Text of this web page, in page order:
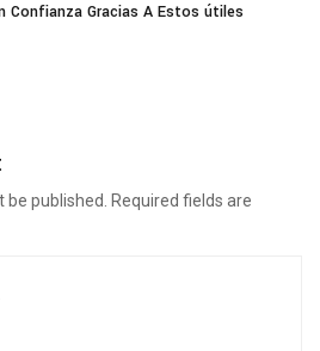
Confianza Gracias A Estos útiles
published. Required fields are